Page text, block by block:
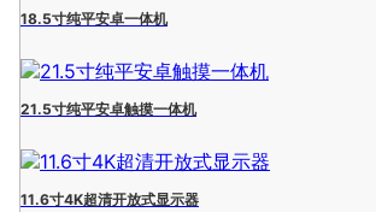
18.5寸纯平安卓一体机
21.5寸纯平安卓触摸一体机
11.6寸4K超清开放式显示器